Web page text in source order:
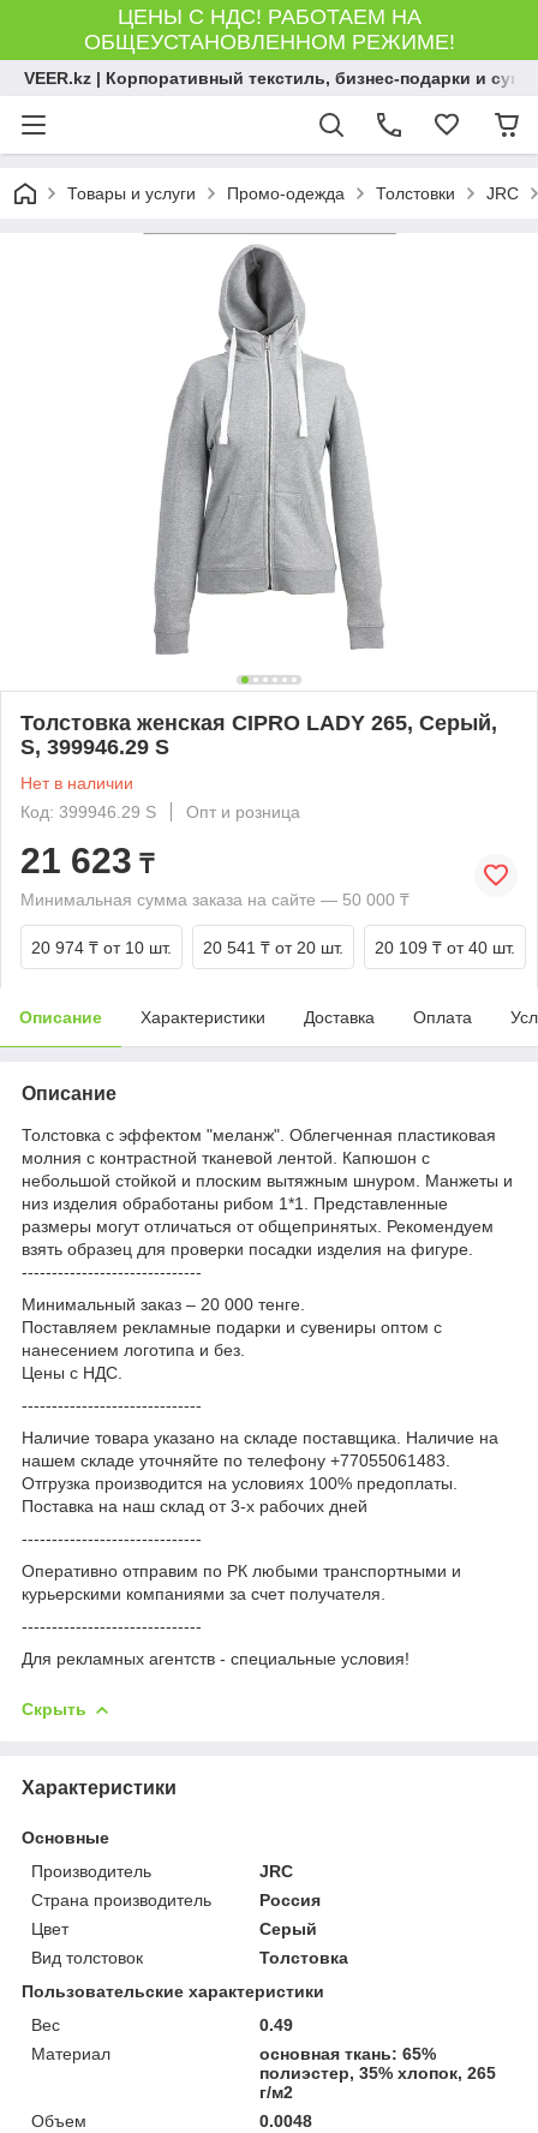
ЦЕНЫ С НДС! РАБОТАЕМ НА
ОБЩЕУСТАНОВЛЕННОМ РЕЖИМЕ!
VEER.kz | Корпоративный текстиль, бизнес-подарки и
Товары и услуги Промо-одежда Толстовки JRC
Толстовка женская CIPRO LADY 265, Серый,
S, 399946.29 S
Нет в наличии
Код: 399946.29 S
Опт и розница
21 623 ₸
Минимальная сумма заказа на сайте — 50 000 ₸
20 974 ₸ от 10 шт. 20 541 ₸ от 20 шт. 20 109 ₸ от 40 шт.
Описание Характеристики Доставка Оплата
Описание
Толстовка с эффектом "меланж". Облегченная пластиковая
молния с контрастной тканевой лентой. Капюшон с
небольшой стойкой и плоским вытяжным шнуром. Манжеты и
низ изделия обработаны рибом 1*1. Представленные
размеры могут отличаться от общепринятых. Рекомендуем
взять образец для проверки посадки изделия на фигуре.
------------------------------
Минимальный заказ – 20 000 тенге.
Поставляем рекламные подарки и сувениры оптом с
нанесением логотипа и без.
Цены с НДС.
------------------------------
Наличие товара указано на складе поставщика. Наличие на
нашем складе уточняйте по телефону +77055061483.
Отгрузка производится на условиях 100% предоплаты.
Поставка на наш склад от 3-x рабочих дней
------------------------------
Оперативно отправим по РК любыми транспортными и
курьерскими компаниями за счет получателя.
------------------------------
Для рекламных агентств - специальные условия!
Скрыть
Характеристики
Основные
Производитель
JRC
Страна производитель
Россия
Цвет
Серый
Вид толстовок
Толстовка
Пользовательские характеристики
Вес
0.49
Материал
основная ткань: 65%
полиэстер, 35% хлопок, 265
г/м2
Объем
0.0048